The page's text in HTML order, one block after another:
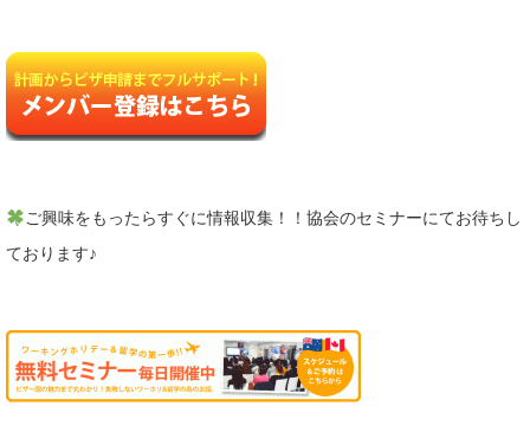
ご興味をもったらすぐに情報収集！！協会のセミナーにてお待ちし
ております♪